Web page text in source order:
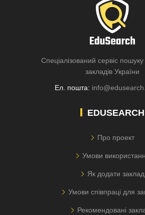
Спеціалізований сервіс
закладів України
Ел. пошта:
EDUSEARCH
Про проект
Умови
Як додати заклад
Умови співпраці для
Рекомендовані